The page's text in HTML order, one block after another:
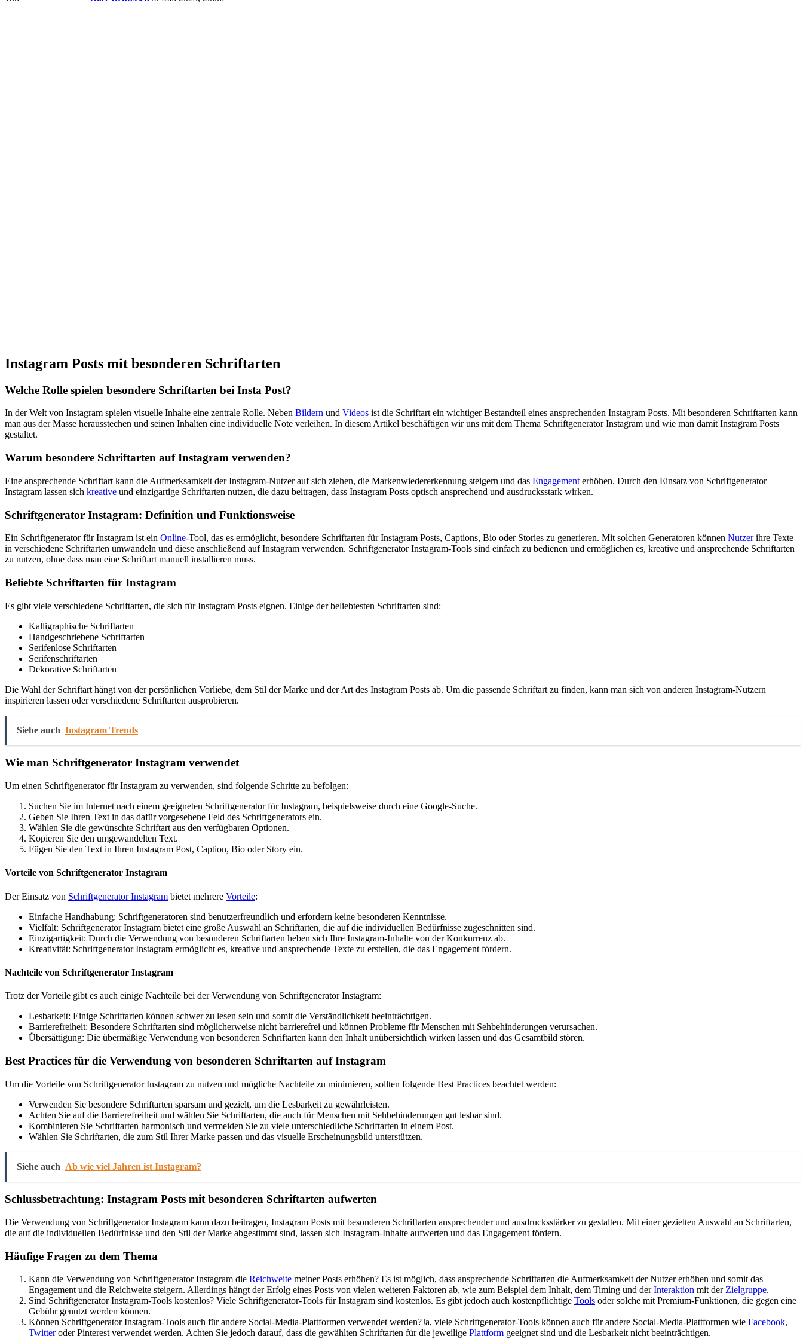
Instagram Posts mit besonderen Schriftarten
Welche Rolle spielen besondere Schriftarten bei Insta Post?
In der Welt von Instagram spielen visuelle Inhalte eine zentrale Rolle. Neben Bildern und Videos ist die Schriftart ein wichtiger Bestandteil eines ansprechenden Instagram Posts. Mit besonderen Schriftarten kann
man aus der Masse herausstechen und seinen Inhalten eine individuelle Note verleihen. In diesem Artikel beschäftigen wir uns mit dem Thema Schriftgenerator Instagram und wie man damit Instagram Posts
gestaltet.
Warum besondere Schriftarten auf Instagram verwenden?
Eine ansprechende Schriftart kann die Aufmerksamkeit der Instagram-Nutzer auf sich ziehen, die Markenwiedererkennung steigern und das Engagement erhöhen. Durch den Einsatz von Schriftgenerator
Instagram lassen sich kreative und einzigartige Schriftarten nutzen, die dazu beitragen, dass Instagram Posts optisch ansprechend und ausdrucksstark wirken.
Schriftgenerator Instagram: Definition und Funktionsweise
Ein Schriftgenerator für Instagram ist ein Online-Tool, das es ermöglicht, besondere Schriftarten für Instagram Posts, Captions, Bio oder Stories zu generieren. Mit solchen Generatoren können Nutzerihre Texte
in verschiedene Schriftarten umwandeln und diese anschließend auf Instagram verwenden. Schriftgenerator Instagram-Tools sind einfach zu bedienen und ermöglichen es, kreative und ansprechende Schriftarten
zu nutzen, ohne dass man eine Schriftart manuell installieren muss.
Beliebte Schriftarten für Instagram
Es gibt viele verschiedene Schriftarten, die sich für Instagram Posts eignen. Einige der beliebtesten Schriftarten sind:
Kalligraphische Schriftarten
Handgeschriebene Schriftarten
Serifenlose Schriftarten
Serifenschriftarten
Dekorative Schriftarten
Die Wahl der Schriftart hängt von der persönlichen Vorliebe, dem Stil der Marke und der Art des Instagram Posts ab. Um die passende Schriftart zu finden, kann man sich von anderen Instagram-Nutzern
inspirieren lassen oder verschiedene Schriftarten ausprobieren.
Siehe auch Instagram Trends
Wie man Schriftgenerator Instagram verwendet
Um einen Schriftgenerator für Instagram zu verwenden, sind folgende Schritte zu befolgen:
Suchen Sie im Internet nach einem geeigneten Schriftgenerator für Instagram, beispielsweise durch eine Google-Suche.
Geben Sie Ihren Text in das dafür vorgesehene Feld des Schriftgenerators ein.
Wählen Sie die gewünschte Schriftart aus den verfügbaren Optionen.
Kopieren Sie den umgewandelten Text.
Fügen Sie den Text in Ihren Instagram Post, Caption, Bio oder Story ein.
Vorteile von Schriftgenerator Instagram
Der Einsatz von Schriftgenerator Instagram bietet mehrere Vorteile:
Einfache Handhabung: Schriftgeneratoren sind benutzerfreundlich und erfordern keine besonderen Kenntnisse.
Vielfalt: Schriftgenerator Instagram bietet eine große Auswahl an Schriftarten, die auf die individuellen Bedürfnisse zugeschnitten sind.
Einzigartigkeit: Durch die Verwendung von besonderen Schriftarten heben sich Ihre Instagram-Inhalte von der Konkurrenz ab.
Kreativität: Schriftgenerator Instagram ermöglicht es, kreative und ansprechende Texte zu erstellen, die das Engagement fördern.
Nachteile von Schriftgenerator Instagram
Trotz der Vorteile gibt es auch einige Nachteile bei der Verwendung von Schriftgenerator Instagram:
Lesbarkeit: Einige Schriftarten können schwer zu lesen sein und somit die Verständlichkeit beeinträchtigen.
Barrierefreiheit: Besondere Schriftarten sind möglicherweise nicht barrierefrei und können Probleme für Menschen mit Sehbehinderungen verursachen.
Übersättigung: Die übermäßige Verwendung von besonderen Schriftarten kann den Inhalt unübersichtlich wirken lassen und das Gesamtbild stören.
Best Practices für die Verwendung von besonderen Schriftarten auf Instagram
Um die Vorteile von Schriftgenerator Instagram zu nutzen und mögliche Nachteile zu minimieren, sollten folgende Best Practices beachtet werden:
Verwenden Sie besondere Schriftarten sparsam und gezielt, um die Lesbarkeit zu gewährleisten.
Achten Sie auf die Barrierefreiheit und wählen Sie Schriftarten, die auch für Menschen mit Sehbehinderungen gut lesbar sind.
Kombinieren Sie Schriftarten harmonisch und vermeiden Sie zu viele unterschiedliche Schriftarten in einem Post.
Wählen Sie Schriftarten, die zum Stil Ihrer Marke passen und das visuelle Erscheinungsbild unterstützen.
Siehe auch Ab wie viel Jahren ist Instagram?
Schlussbetrachtung: Instagram Posts mit besonderen Schriftarten aufwerten
Die Verwendung von Schriftgenerator Instagram kann dazu beitragen, Instagram Posts mit besonderen Schriftarten ansprechender und ausdrucksstärker zu gestalten. Mit einer gezielten Auswahl an Schriftarten,
die auf die individuellen Bedürfnisse und den Stil der Marke abgestimmt sind, lassen sich Instagram-Inhalte aufwerten und das Engagement fördern.
Häufige Fragen zu dem Thema
Kann die Verwendung von Schriftgenerator Instagram die Reichweite meiner Posts erhöhen? Es ist möglich, dass ansprechende Schriftarten die Aufmerksamkeit der Nutzer erhöhen und somit das
Engagement und die Reichweite steigern. Allerdings hängt der Erfolg eines Posts von vielen weiteren Faktoren ab, wie zum Beispiel dem Inhalt, dem Timing und derInteraktion mit derZielgruppe.
Sind Schriftgenerator Instagram-Tools kostenlos? Viele Schriftgenerator-Tools für Instagram sind kostenlos. Es gibt jedoch auch kostenpflichtige Tools oder solche mit Premium-Funktionen, die gegen eine
Gebühr genutzt werden können.
Können Schriftgenerator Instagram-Tools auch für andere Social-Media-Plattformen verwendet werden?Ja, viele Schriftgenerator-Tools können auch für andere Social-Media-Plattformen wie Facebook,
Twitteroder Pinterest verwendet werden. Achten Sie jedoch darauf, dass die gewählten Schriftarten für die jeweilige Plattform geeignet sind und die Lesbarkeit nicht beeinträchtigen.